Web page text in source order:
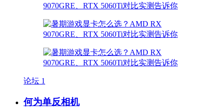
论坛 1
何为单反相机